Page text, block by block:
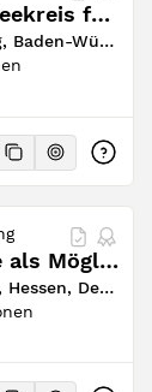
Mühle im Bodenseekreis für Wohnprojekte
Deutschland
Ein Klinikgebäude als Möglichkeitsraum
Deutschland